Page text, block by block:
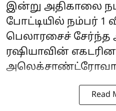
இன்று அதிகாலை
போட்டியில் நம்பர்
பெலாரசைச்
ரஷியாவின்
Read